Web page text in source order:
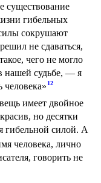
существование
гибельных
сокрушают
не сдаваться,
чего не могло
нашей судьбе, — я
человека» 12
имеет двойное
но десятки
гибельной силой. А
человека, лично
говорить не